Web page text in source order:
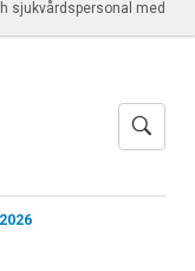
sjukvårdspersonal med